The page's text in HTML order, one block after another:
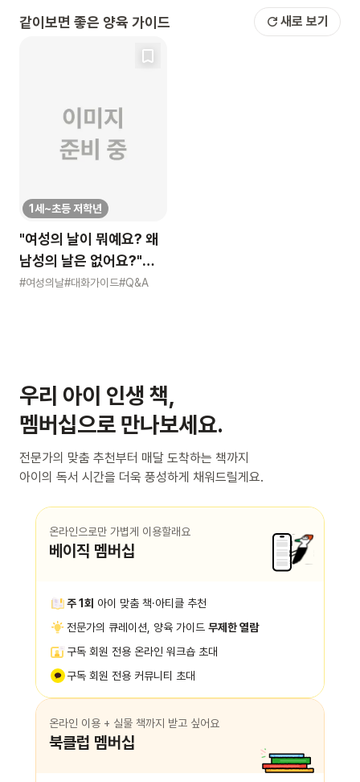
같이보면 좋은 양육 가이드 새로 보기
1세~초등 저학년
"여성의 날이 뭐예요? 왜
남성의 날은 없어요?"
묻는 어린이에게 이렇게
#여성의날#대화가이드#Q&A
우리 아이 인생 책,
멤버십으로 만나보세요.
전문가의 맞춤 추천부터 매달 도착하는 책까지
아이의 독서 시간을 더욱 풍성하게 채워드릴게요.
온라인으로만 가볍게 이용할래요
베이직 멤버십
주 1회 아이 맞춤 책·아티클 추천
전문가의 큐레이션, 양육 가이드 무제한 열람
구독 회원 전용 온라인 워크숍 초대
구독 회원 전용 커뮤니티 초대
온라인 이용 + 실물 책까지 받고 싶어요
북클럽 멤버십